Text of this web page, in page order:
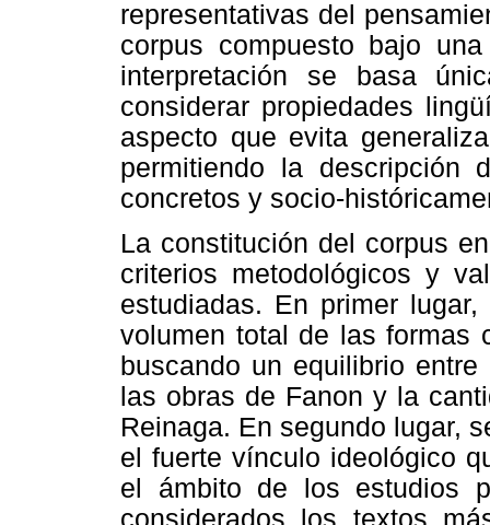
representativas del
corpus compuesto bajo
interpretación se basa
considerar propiedades
aspecto que evita
permitiendo la descripción
concretos y socio-
La constitución del corpus
criterios metodológicos y
estudiadas. En primer
volumen total de las formas
buscando un equilibrio
las obras de Fanon y la
Reinaga. En segundo lugar,
el fuerte vínculo ideológico
el ámbito de los estudios
considerados los textos